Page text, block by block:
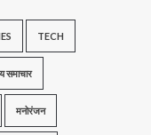
TECH
समाचार
मनोरंजन